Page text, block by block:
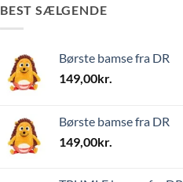
BEST SÆLGENDE
Børste bamse fra DR
149,00kr.
Børste bamse fra DR
149,00kr.